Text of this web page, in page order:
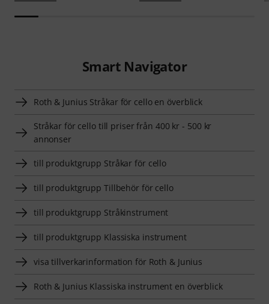
Smart Navigator
Roth & Junius Stråkar för cello en överblick
Stråkar för cello till priser från 400 kr - 500 kr
annonser
till produktgrupp Stråkar för cello
till produktgrupp Tillbehör för cello
till produktgrupp Stråkinstrument
till produktgrupp Klassiska instrument
visa tillverkarinformation för Roth & Junius
Roth & Junius Klassiska instrument en överblick